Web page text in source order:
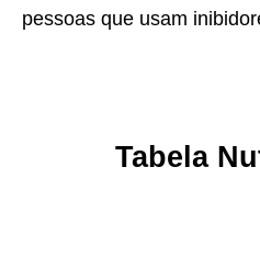
pessoas que usam
Tabela